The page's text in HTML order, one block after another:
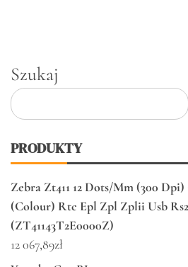
Szukaj
PRODUKTY
Zebra Zt411 12 Dots/Mm (300
(Colour) Rtc Epl Zpl Zplii Usb
(ZT41143T2E0000Z)
12 067,89zł